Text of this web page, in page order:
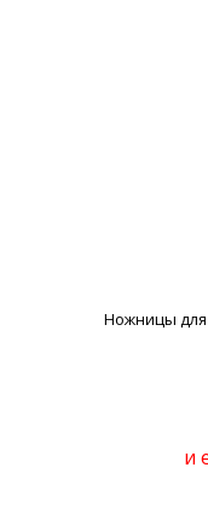
Ножницы для
и